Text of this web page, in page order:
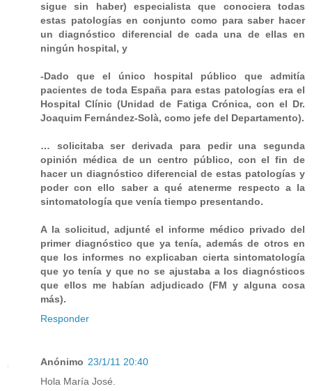
sigue sin haber) especialista que conociera todas
estas patologías en conjunto como para saber hacer
un diagnóstico diferencial de cada una de ellas en
ningún hospital, y
-Dado que el único hospital público que admitía
pacientes de toda España para estas patologías era el
Hospital Clínic (Unidad de Fatiga Crónica, con el Dr.
Joaquim Fernández-Solà, como jefe del Departamento).
… solicitaba ser derivada para pedir una segunda
opinión médica de un centro público, con el fin de
hacer un diagnóstico diferencial de estas patologías y
poder con ello saber a qué atenerme respecto a la
sintomatología que venía tiempo presentando.
A la solicitud, adjunté el informe médico privado del
primer diagnóstico que ya tenía, además de otros en
que los informes no explicaban cierta sintomatología
que yo tenía y que no se ajustaba a los diagnósticos
que ellos me habían adjudicado (FM y alguna cosa
más).
Responder
Anónimo 23/1/11 20:40
Hola María José.